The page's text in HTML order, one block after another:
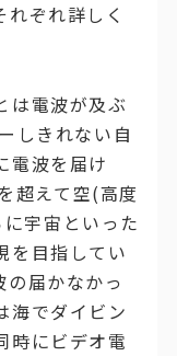
れぞれ詳しく
は電波が及ぶ
しきれない自
電波を届け
超えて空(高度
宇宙といった
を目指してい
の届かなかっ
海でダイビン
時にビデオ電